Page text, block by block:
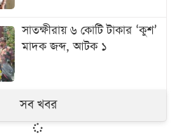
সাতক্ষীরায় ৬ কোটি টাকার ‘কুশ’
মাদক জব্দ, আটক ১
সব খবর